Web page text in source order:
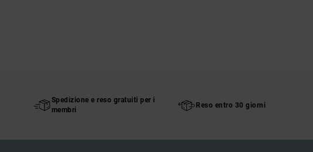
Spedizione e reso gratuiti per i
membri
Reso entro 30 giorni